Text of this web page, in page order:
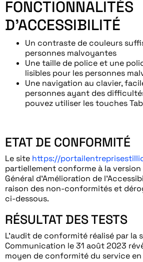
FONCTIONNALITÉS
D’ACCESSIBILITÉ
Un contraste de couleurs
personnes malvoyantes
Une taille de police et une
lisibles pour les personnes
Une navigation au clavier,
personnes ayant des
pouvez utiliser les touches
ETAT DE CONFORMITÉ
Le site https://
partiellement conforme à la version
Général d’Amélioration de
raison des non-conformités et
ci-dessous.
RÉSULTAT DES TESTS
L’audit de conformité réalisé par la
Communication le 31 août 2023
moyen de conformité du service